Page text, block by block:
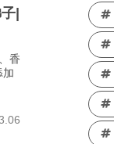
|
香
加